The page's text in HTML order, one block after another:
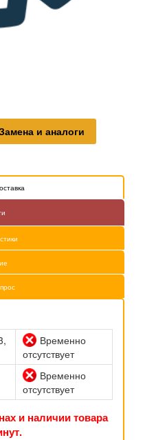
и аналоги
Временно
отсутствует
Временно
отсутствует
и наличии товара